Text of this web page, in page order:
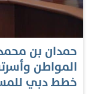
بالعلامات التجارية
حمدان بن
المواطن
خطط دبي